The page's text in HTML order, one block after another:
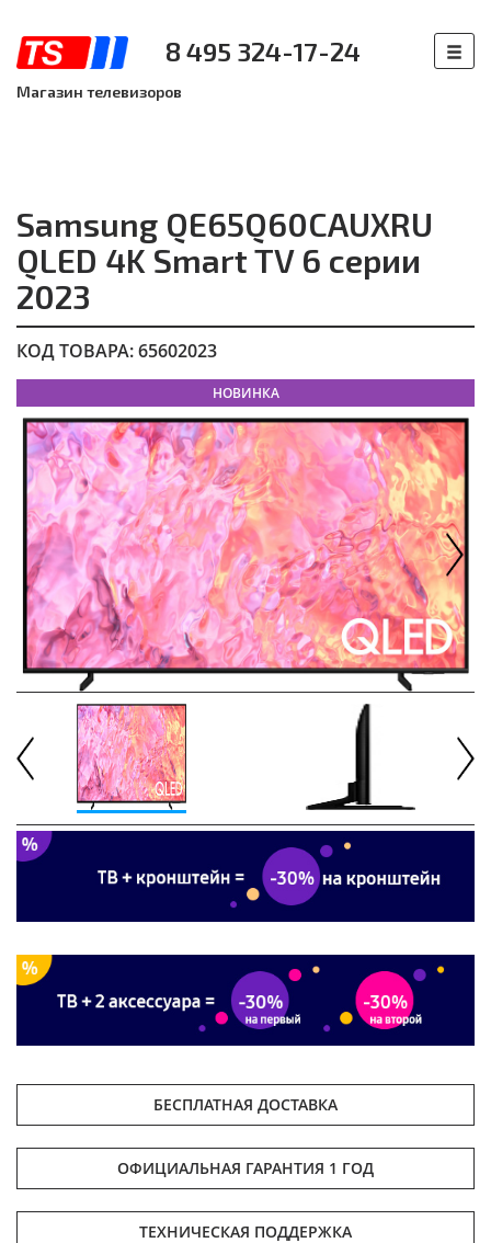
8 495 324-17-24
Магазин телевизоров
Samsung QE65Q60CAUXRU
QLED 4K Smart TV 6 серии
2023
КОД ТОВАРА: 65602023
НОВИНКА
Next
БЕСПЛАТНАЯ ДОСТАВКА
ОФИЦИАЛЬНАЯ ГАРАНТИЯ 1 ГОД
ТЕХНИЧЕСКАЯ ПОДДЕРЖКА